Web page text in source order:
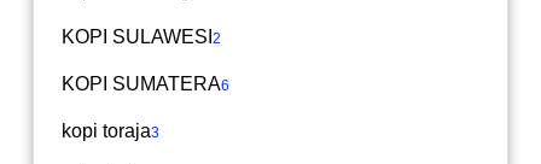
KOPI SULAWESI 2
KOPI SUMATERA6
kopi toraja3